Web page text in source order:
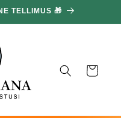
TELLIMUS 🎁
Korv